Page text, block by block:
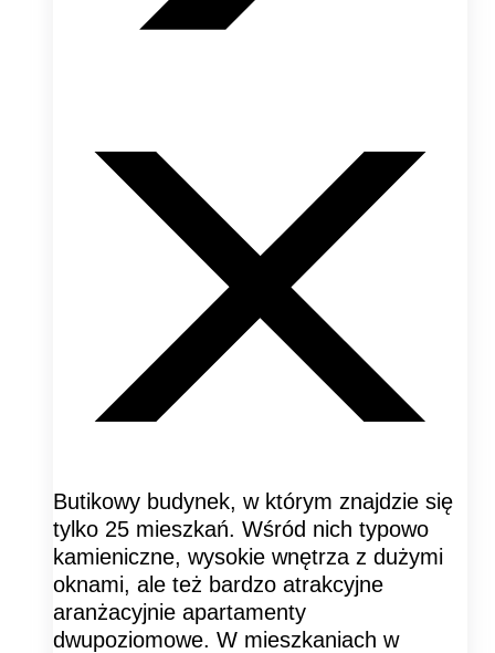
Butikowy budynek, w którym znajdzie się
tylko 25 mieszkań. Wśród nich typowo
kamieniczne, wysokie wnętrza z dużymi
oknami, ale też bardzo atrakcyjne
aranżacyjnie apartamenty
dwupoziomowe. W mieszkaniach w